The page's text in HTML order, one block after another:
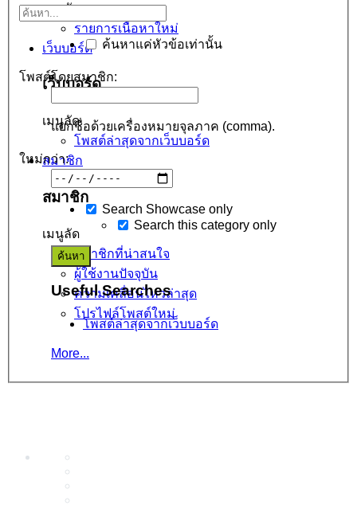
เมนูลัด
รายการเนื้อหาใหม่
เว็บบอร์ด
เว็บบอร์ด
เมนูลัด
โพสต์ล่าสุดจากเว็บบอร์ด
สมาชิก
สมาชิก
เมนูลัด
สมาชิกที่น่าสนใจ
ผู้ใช้งานปัจจุบัน
ความเคลื่อนไหวล่าสุด
โปรไฟล์โพสต์ใหม่
ค้นหาแค่หัวข้อเท่านั้น
โพสต์โดยสมาชิก:
แยกชื่อด้วยเครื่องหมายจุลภาค (comma).
ใหม่กว่า:
Search Showcase only
Search this category only
Useful Searches
โพสต์ล่าสุดจากเว็บบอร์ด
More...